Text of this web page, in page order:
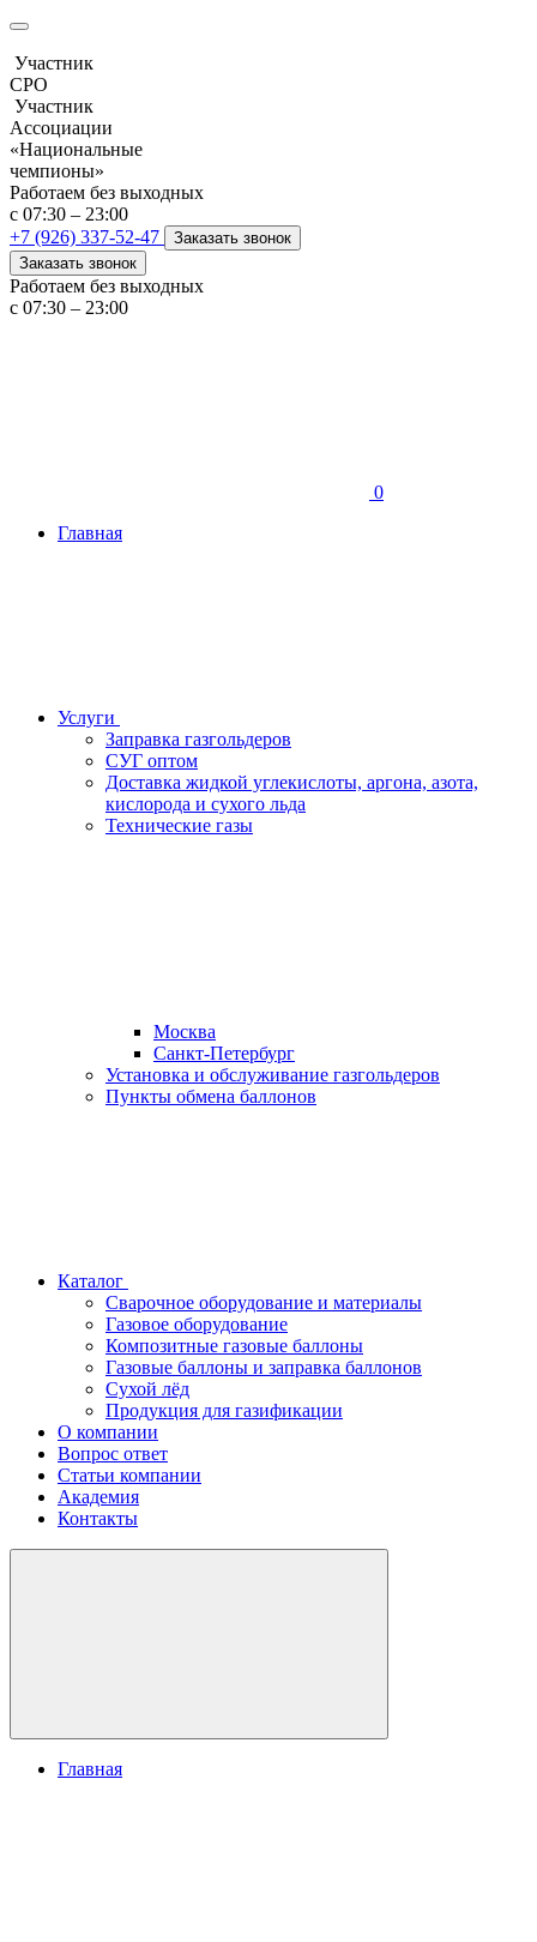
Участник
СРО
Участник
Ассоциации
«Национальные
чемпионы»
Работаем без выходных
с 07:30 – 23:00
+7 (926) 337-52-47
Заказать звонок
Заказать звонок
Работаем без выходных
с 07:30 – 23:00
0
Главная
Услуги
Заправка газгольдеров
СУГ оптом
Доставка жидкой углекислоты, аргона, азота,
кислорода и сухого льда
Технические газы
Москва
Санкт-Петербург
Установка и обслуживание газгольдеров
Пункты обмена баллонов
Каталог
Сварочное оборудование и материалы
Газовое оборудование
Композитные газовые баллоны
Газовые баллоны и заправка баллонов
Сухой лёд
Продукция для газификации
О компании
Вопрос ответ
Статьи компании
Академия
Контакты
Главная